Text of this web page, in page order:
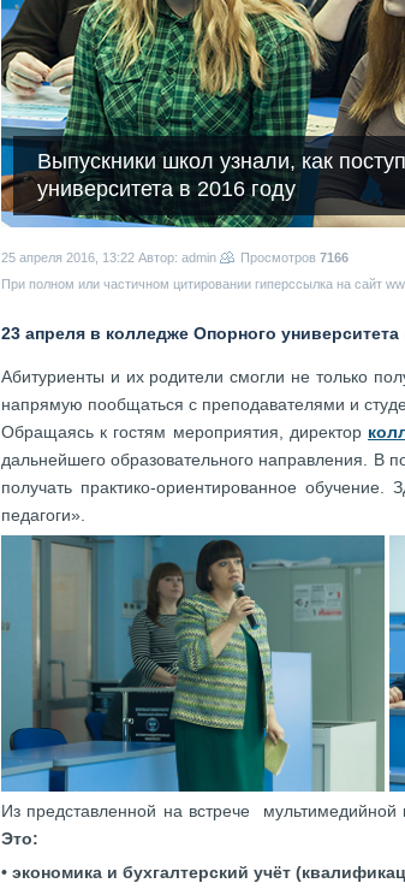
Выпускники школ узнали, как
университета в 2016 году
25 апреля 2016, 13:22 Автор: admin Просмотров 7166
При полном или частичном цитировании гиперссылка на сайт
23 апреля в колледже Опорного
Абитуриенты и их родители смогли не только
напрямую пообщаться с преподавателями и
Обращаясь к гостям мероприятия, директор
дальнейшего образовательного направления. В
получать практико-ориентированное
педагоги».
Из представленной на встрече мультимедийной
Это:
• экономика и бухгалтерский учёт